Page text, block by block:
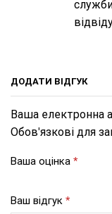
ДОДАТИ ВІДГУК
Ваша електронна
Обов'язкові для
Ваша оцінка *
Ваш відгук *